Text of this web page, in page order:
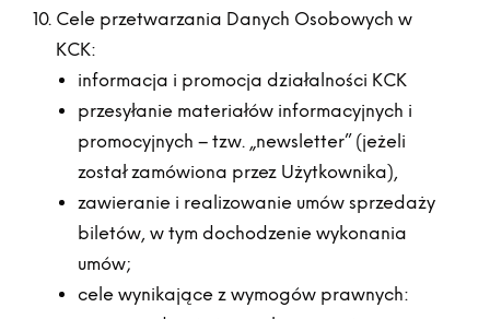
Cele przetwarzania Danych Osobowych w
KCK:
informacja i promocja działalności KCK
przesyłanie materiałów informacyjnych i
promocyjnych – tzw. „newsletter” (jeżeli
został zamówiona przez Użytkownika),
zawieranie i realizowanie umów sprzedaży
biletów, w tym dochodzenie wykonania
umów;
cele wynikające z wymogów prawnych: